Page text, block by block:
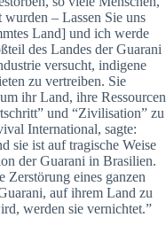
– Lassen Sie uns
Land] und ich werde
des Landes der Guarani
versucht, indigene
zu vertreiben. Sie
ihr Land, ihre Ressourcen
und “Zivilisation” zu
International, sagte:
sie ist auf tragische Weise
der Guarani in Brasilien.
Zerstörung eines ganzen
auf ihrem Land zu
werden sie vernichtet.”